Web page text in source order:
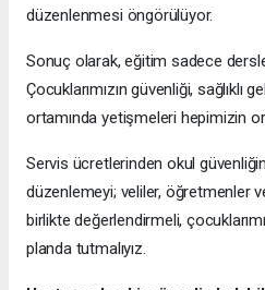
düzenlenmesi öngörülüyor.
Sonuç olarak, eğitim sadece
Çocuklarımızın güvenliği, sağlıklı
ortamında yetişmeleri hepimizin
Servis ücretlerinden okul
düzenlemeyi; veliler, öğretmenler
birlikte değerlendirmeli,
planda tutmalıyız.